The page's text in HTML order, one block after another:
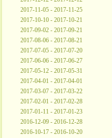
2017-11-05 - 2017-11-25
2017-10-10 - 2017-10-21
2017-09-02 - 2017-09-21
2017-08-06 - 2017-08-21
2017-07-05 - 2017-07-20
2017-06-06 - 2017-06-27
2017-05-12 - 2017-05-31
2017-04-01 - 2017-04-01
2017-03-07 - 2017-03-22
2017-02-01 - 2017-02-28
2017-01-11 - 2017-01-23
2016-12-09 - 2016-12-28
2016-10-17 - 2016-10-20